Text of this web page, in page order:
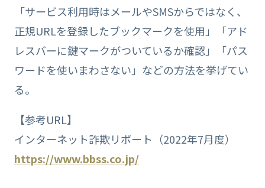
「サービス利用時はメールやSMSからではなく、
正規URLを登録したブックマークを使用」「アド
レスバーに鍵マークがついているか確認」「パス
ワードを使いまわさない」などの方法を挙げてい
る。
【参考URL】
インターネット詐欺リポート（2022年7月度）
https://www.bbss.co.jp/